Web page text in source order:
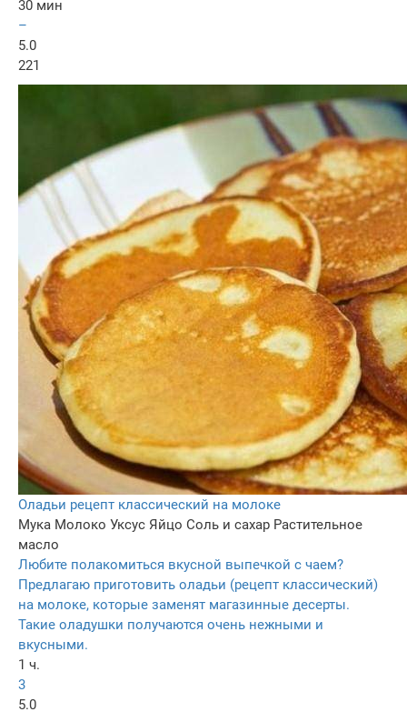
30 мин
–
5.0
221
Оладьи рецепт классический на молоке
Мука Молоко Уксус Яйцо Соль и сахар Растительное
масло
Любите полакомиться вкусной выпечкой с чаем?
Предлагаю приготовить оладьи (рецепт классический)
на молоке, которые заменят магазинные десерты.
Такие оладушки получаются очень нежными и
вкусными.
1 ч.
3
5.0